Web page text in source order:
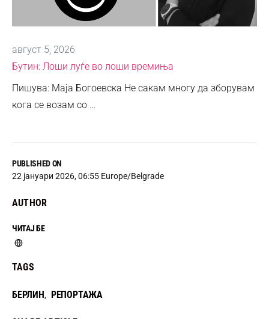
PUBLISHED ON
22 јануари 2026, 06:55 Europe/Belgrade
AUTHOR
ЧИТАЈ БЕ
TAGS
БЕРЛИН, РЕПОРТАЖА
август 5, 2026
Бутин: Лоши луѓе во лоши времиња
Пишува: Маја Богоевска Не сакам многу да зборувам
кога се возам со …